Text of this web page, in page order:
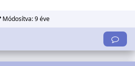
Módosítva:9 éve